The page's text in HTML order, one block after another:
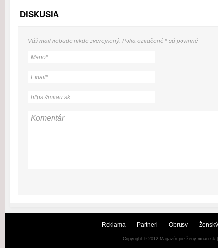
DISKUSIA
Váš mail nebude nikde zverejnený. Polia označené * sú povinné
Reklama Partneri Obrusy
Copyright © 2012 Magazín pre ženy mnau.sk